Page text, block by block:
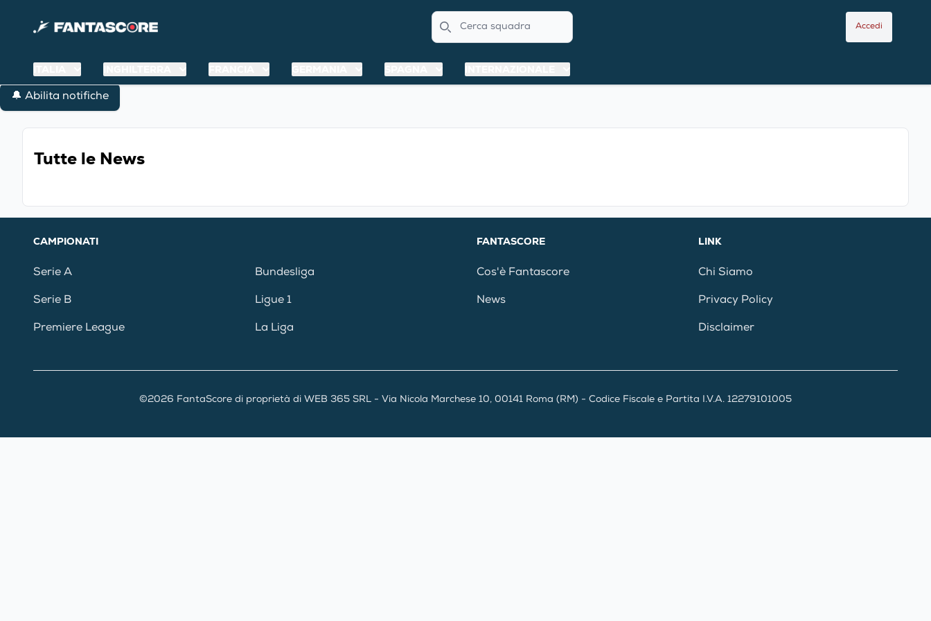
Search
Accedi
🔔 Abilita notifiche
Tutte le News
CAMPIONATI
Serie A
Serie B
Premiere League
Bundesliga
Ligue 1
La Liga
FANTASCORE
Cos'è Fantascore
News
LINK
Chi Siamo
Privacy Policy
Disclaimer
©2026 FantaScore di proprietà di WEB 365 SRL - Via Nicola Marchese 10, 00141 Roma (RM) - Codice Fiscale e Partita I.V.A. 12279101005